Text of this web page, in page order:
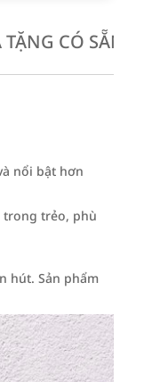
CÓ SẴN
nổi bật hơn
trong trẻo, phù
hút. Sản phẩm